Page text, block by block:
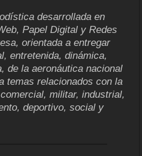
desarrollada en
Papel Digital y Redes
orientada a entregar
entretenida, dinámica,
de la aeronáutica nacional
temas relacionados con la
militar, industrial,
deportivo, social y